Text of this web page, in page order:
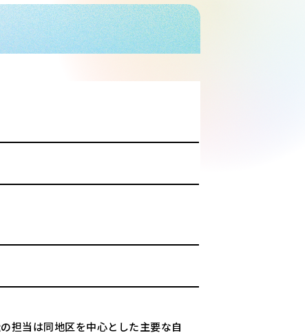
担当は同地区を中心とした主要な自